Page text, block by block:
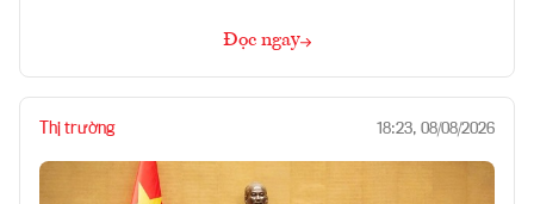
Đọc ngay
Thị trường 18:23, 08/08/2026